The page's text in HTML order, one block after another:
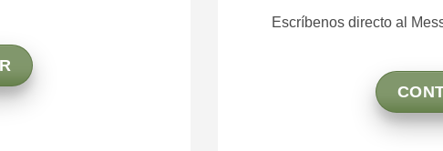
Escríbenos directo al